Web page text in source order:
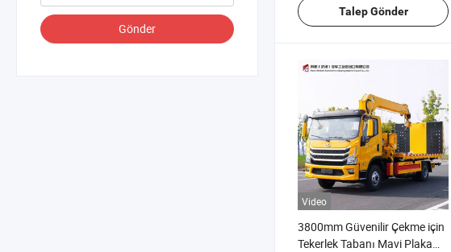
Gönder
Talep Gönder
Video
3800mm Güvenilir Çekme için
Tekerlek Tabanı Mavi Plaka